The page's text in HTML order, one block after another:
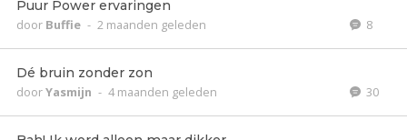
Puur Power ervaringen
door Buffie - 2 maanden geleden 8
Dé bruin zonder zon
doorYasmijn - 4 maanden geleden 30